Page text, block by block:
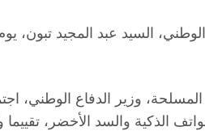
السيد عبد المجيد
وزير الدفاع الوطني،
الذكية والسد الأخضر، تقييما